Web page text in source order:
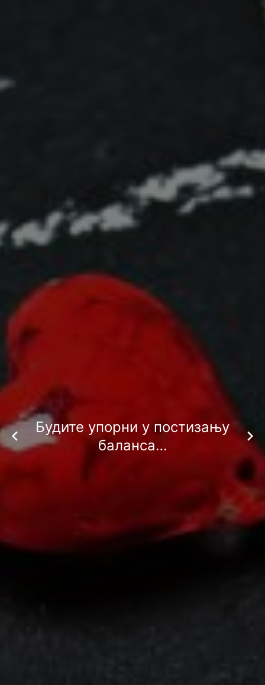
Будите упорни у постизању
баланса…